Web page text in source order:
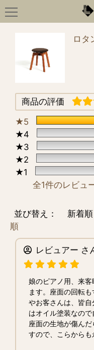
ロタ
商品の評価
★5
★4
★3
★2
★1
全1件のレビュ
並び替え： 新着順
順
レビュアー さ
娘のピアノ用、来
ます。座面の回転
やお客さんは、皆
はオイル塗装なので
座面の生地が傷ん
すので、こらからも